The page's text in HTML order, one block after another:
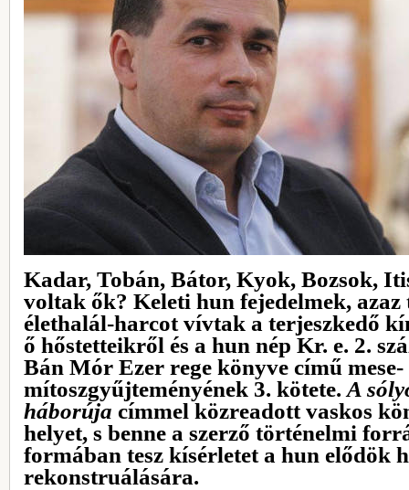
Kadar, Tobán, Bátor, Kyok, Bozsok,
voltak ők? Keleti hun fejedelmek,
élethalál-harcot vívtak a terjeszkedő
ő hőstetteikről és a hun nép Kr. e. 2.
Bán Mór Ezer rege könyve című mese-
mítoszgyűjteményének 3. kötete. A
háborúja címmel közreadott vaskos
helyet, s benne a szerző történelmi
formában tesz kísérletet a hun elődök
rekonstruálására.